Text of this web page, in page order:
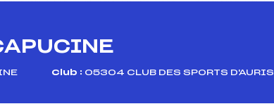
Club : 05304 CLUB DES SPORTS D'AURIS